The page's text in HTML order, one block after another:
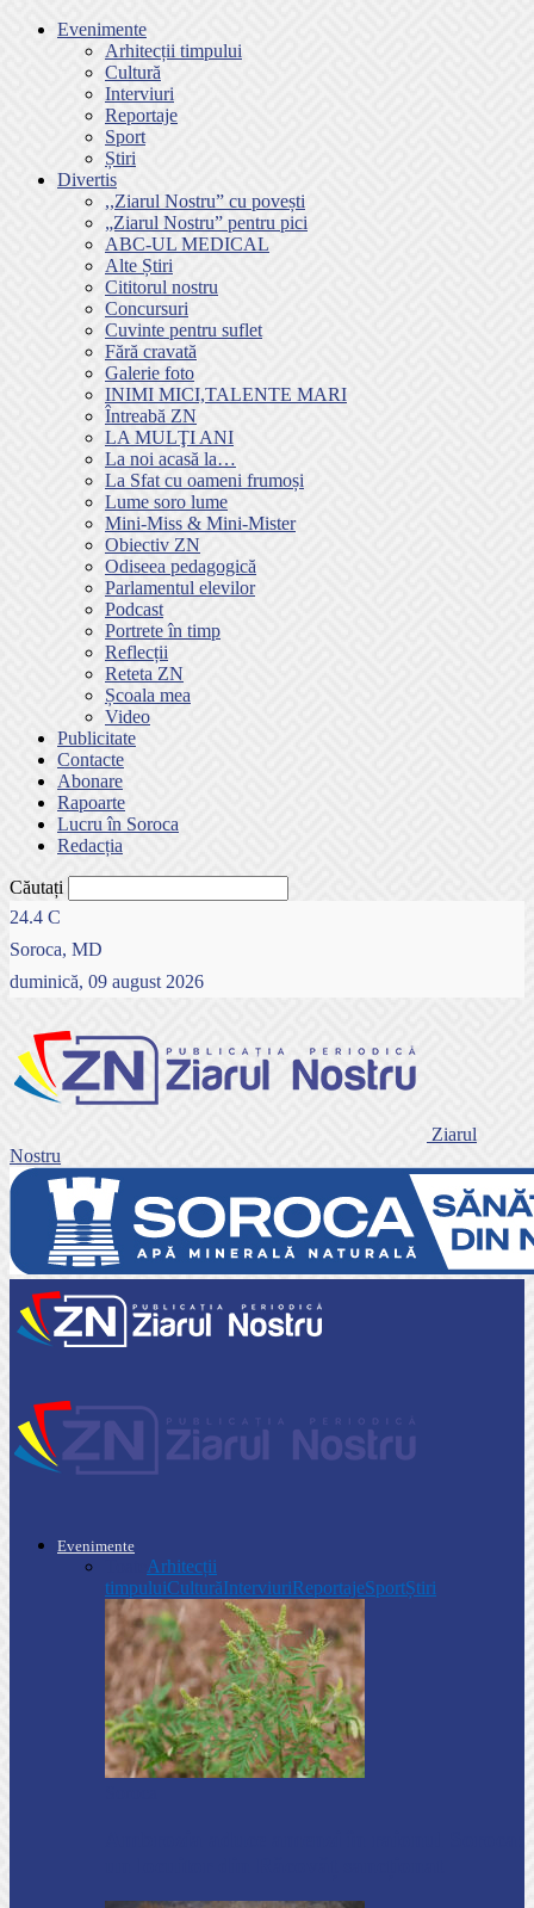
Evenimente
Arhitecții timpului
Cultură
Interviuri
Reportaje
Sport
Știri
Divertis
,,Ziarul Nostru” cu povești
„Ziarul Nostru” pentru pici
ABC-UL MEDICAL
Alte Știri
Cititorul nostru
Concursuri
Cuvinte pentru suflet
Fără cravată
Galerie foto
INIMI MICI,TALENTE MARI
Întreabă ZN
LA MULŢI ANI
La noi acasă la…
La Sfat cu oameni frumoși
Lume soro lume
Mini-Miss & Mini-Mister
Obiectiv ZN
Odiseea pedagogică
Parlamentul elevilor
Podcast
Portrete în timp
Reflecții
Reteta ZN
Școala mea
Video
Publicitate
Contacte
Abonare
Rapoarte
Lucru în Soroca
Redacția
Căutați
24.4 C
Soroca, MD
duminică, 09 august 2026
Ziarul
Nostru
Evenimente
Arhitecții
timpuluiCulturăInterviuriReportajeSportȘtiri